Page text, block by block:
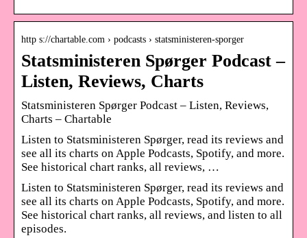
http s://chartable.com › podcasts › statsministeren-sporger
Statsministeren Spørger Podcast –
Listen, Reviews, Charts
Statsministeren Spørger Podcast – Listen, Reviews,
Charts – Chartable
Listen to Statsministeren Spørger, read its reviews and
see all its charts on Apple Podcasts, Spotify, and more.
See historical chart ranks, all reviews, …
Listen to Statsministeren Spørger, read its reviews and
see all its charts on Apple Podcasts, Spotify, and more.
See historical chart ranks, all reviews, and listen to all
episodes.